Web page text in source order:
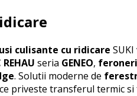
usi culisante cu ridicare
REHAU seria GENEO,
. Solutii moderne de
priveste transferul termic